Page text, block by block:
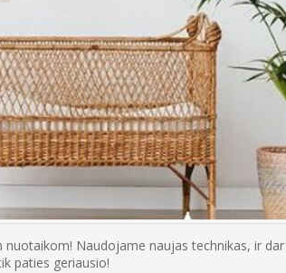
Naudojame naujas technikas, ir
paties geriausio!